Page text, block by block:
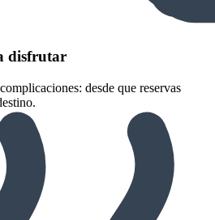
disfrutar
desde que reservas